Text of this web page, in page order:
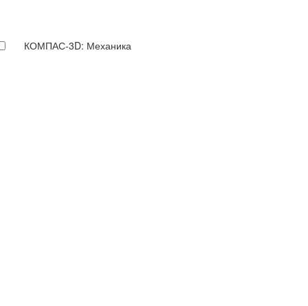
КОМПАС-3D: Механика